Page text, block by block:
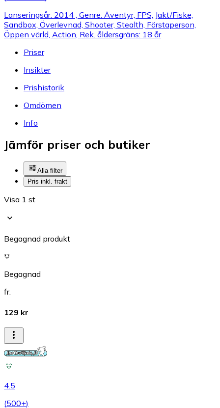
Lanseringsår: 2014 , Genre: Äventyr, FPS, Jakt/Fiske,
Sandbox, Överlevnad, Shooter, Stealth, Förstaperson,
Öppen värld, Action, Rek. åldersgräns: 18 år
Priser
Insikter
Prishistorik
Omdömen
Info
Jämför priser och butiker
Alla filter
Pris inkl. frakt
Visa 1 st
Begagnad produkt
Begagnad
fr.
129 kr
4.5
(500+)